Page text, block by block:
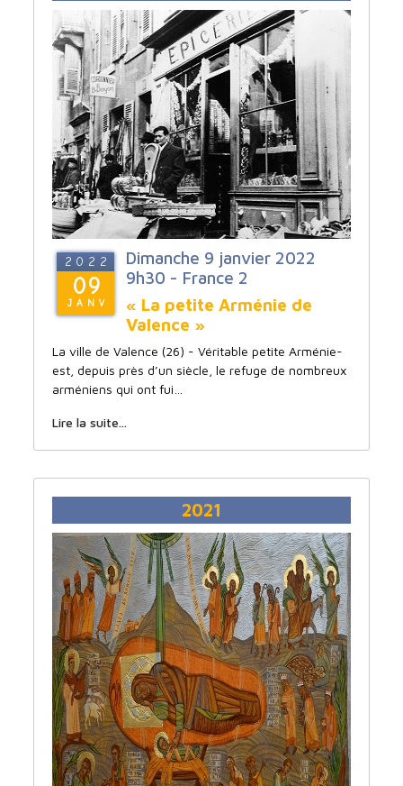
2022
09
JANV
Dimanche 9 janvier 2022
9h30 - France 2
« La petite Arménie de
Valence »
La ville de Valence (26) - Véritable petite Arménie-
est, depuis près d’un siècle, le refuge de nombreux
arméniens qui ont fui…
Lire la suite...
2021